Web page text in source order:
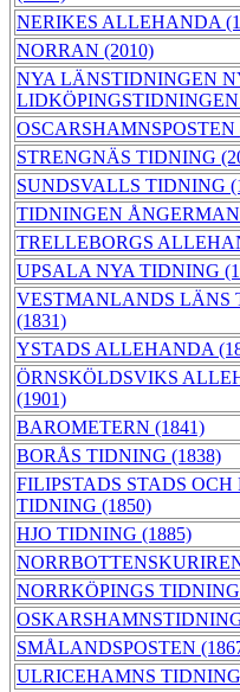
NERIKES ALLEHANDA
NORRAN (2010)
NYA LÄNSTIDNINGEN
LIDKÖPINGSTIDNINGEN
OSCARSHAMNSPOSTEN
STRENGNÄS TIDNING
SUNDSVALLS TIDNING
TIDNINGEN
TRELLEBORGS
UPSALA NYA TIDNING
VESTMANLANDS LÄNS
(1831)
YSTADS ALLEHANDA
ÖRNSKÖLDSVIKS
(1901)
BAROMETERN (1841)
BORÅS TIDNING (1838)
FILIPSTADS STADS OCH
TIDNING (1850)
HJO TIDNING (1885)
NORRKÖPINGS
SMÅLANDSPOSTEN
ULRICEHAMNS